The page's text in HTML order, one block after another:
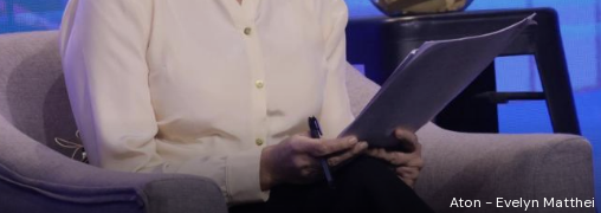
Aton - Evelyn Matthei